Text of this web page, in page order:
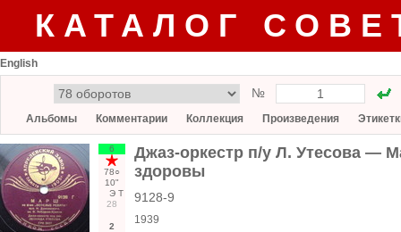
КАТАЛОГ
English
№
Альбомы Комментарии Коллекция Произведения
6
78○
10"
Э Т
28
2
Джаз-оркестр п/у Л. Утесова —
здоровы
9128-9
1939